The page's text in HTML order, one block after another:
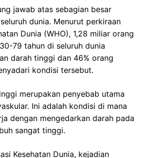
jawab atas sebagian besar
dunia. Menurut perkiraan
Dunia (WHO), 1,28 miliar orang
79 tahun di seluruh dunia
darah tinggi dan 46% orang
kondisi tersebut.
merupakan penyebab utama
Ini adalah kondisi di mana
dengan mengedarkan darah pada
sangat tinggi.
Kesehatan Dunia, kejadian